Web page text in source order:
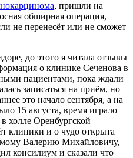
, пришли на
обширная операция,
не перенесёт или не сможет
до этого я читала отзывы
о клинике Сеченова в
пациентами, пока ждали
записаться на приём, но
это начало сентября, а на
15 августа, время играло
холле Оренбургской
клиники и о чудо открыта
Валерию Михайловичу,
консилиум и сказали что